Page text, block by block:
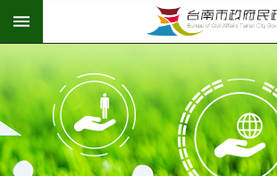
跳到主要內容區塊